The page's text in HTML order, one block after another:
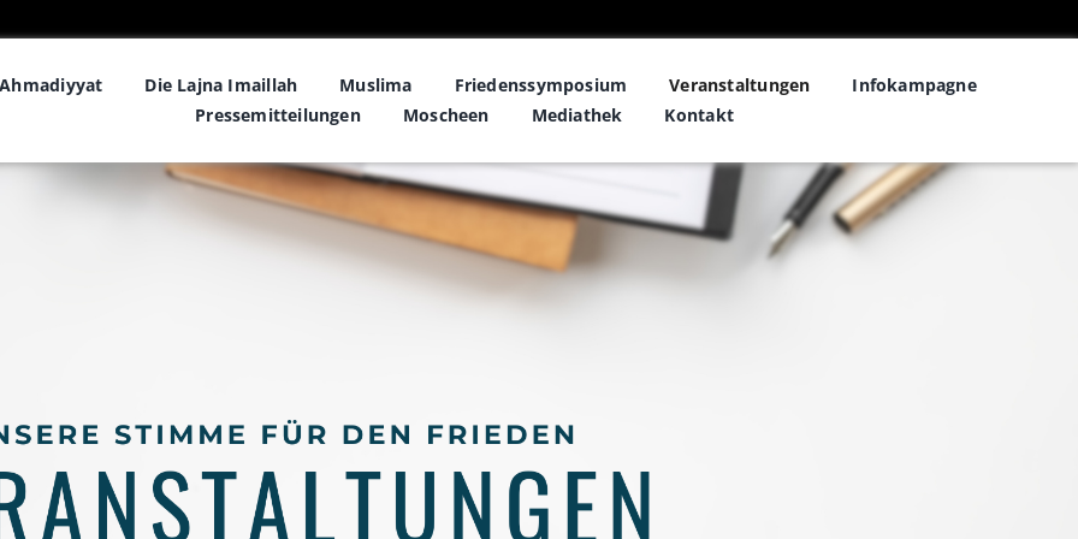
Ahmadiyyat Die Lajna Imaillah Muslima Friedenssymposium Veranstaltungen
Infokampagne
Pressemitteilungen
Moscheen Mediathek Kontakt